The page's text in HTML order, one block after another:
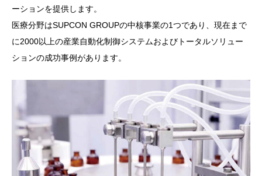
ーションを提供します。
医療分野はSUPCON GROUPの中核事業の1つであり、現在まで
に2000以上の産業自動化制御システムおよびトータルソリュー
ションの成功事例があります。